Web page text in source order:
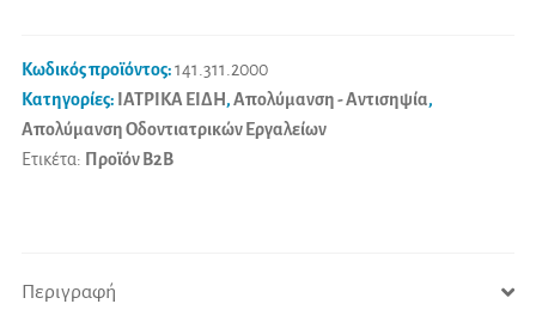
Κωδικός προϊόντος:141.311.2000
Κατηγορίες: ΙΑΤΡΙΚΑ ΕΙΔΗ,Απολύμανση - Αντισηψία,
Απολύμανση Οδοντιατρικών Εργαλείων
Ετικέτα: Προϊόν B2B
Περιγραφή